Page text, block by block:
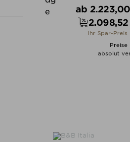
ab
Preis
Ihr Spar-Preis
Preise
absolut